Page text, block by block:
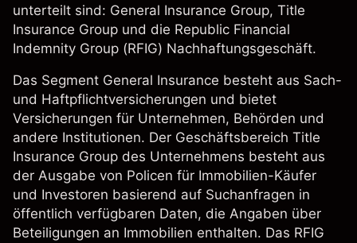
unterteilt sind: General Insurance Group, Title
Insurance Group und die Republic Financial
Indemnity Group (RFIG) Nachhaftungsgeschäft.
Das Segment General Insurance besteht aus Sach-
und Haftpflichtversicherungen und bietet
Versicherungen für Unternehmen, Behörden und
andere Institutionen. Der Geschäftsbereich Title
Insurance Group des Unternehmens besteht aus
der Ausgabe von Policen für Immobilien-Käufer
und Investoren basierend auf Suchanfragen in
öffentlich verfügbaren Daten, die Angaben über
Beteiligungen an Immobilien enthalten. Das RFIG